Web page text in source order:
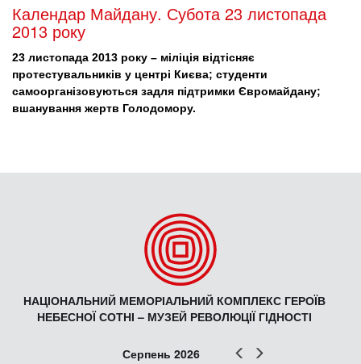
Календар Майдану. Субота 23 листопада
2013 року
23 листопада 2013 року – міліція відтісняє
протестувальників у центрі Києва; студенти
самоорганізовуються задля підтримки Євромайдану;
вшанування жертв Голодомору.
НАЦІОНАЛЬНИЙ МЕМОРІАЛЬНИЙ КОМПЛЕКС ГЕРОЇВ
НЕБЕСНОЇ СОТНІ – МУЗЕЙ РЕВОЛЮЦІЇ ГІДНОСТІ
Попер
Серпень 2026